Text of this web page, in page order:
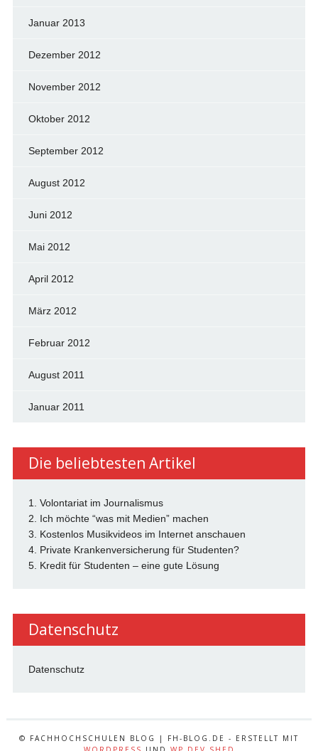
Januar 2013
Dezember 2012
November 2012
Oktober 2012
September 2012
August 2012
Juni 2012
Mai 2012
April 2012
März 2012
Februar 2012
August 2011
Januar 2011
Die beliebtesten Artikel
1. Volontariat im Journalismus
2. Ich möchte “was mit Medien” machen
3. Kostenlos Musikvideos im Internet anschauen
4. Private Krankenversicherung für Studenten?
5. Kredit für Studenten – eine gute Lösung
Datenschutz
Datenschutz
© FACHHOCHSCHULEN BLOG | FH-BLOG.DE - ERSTELLT MIT